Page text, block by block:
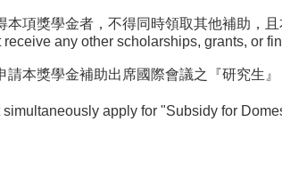
項獎學金者，不得同時領取其他補助，
any other scholarships, grants, or
本獎學金補助出席國際會議之『研究生
apply for "Subsidy for